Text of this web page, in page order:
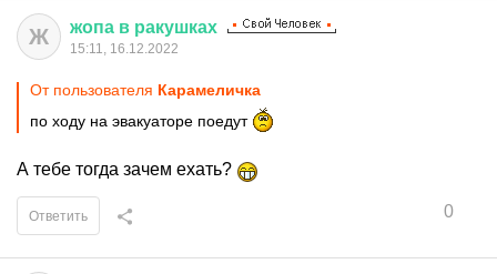
Ж жопа в ракушках
15:11, 16.12.2022
От пользователя Кaрaмeличкa
по ходу на эвакуаторе поедут
А тебе тогда зачем ехать?
0
Ответить